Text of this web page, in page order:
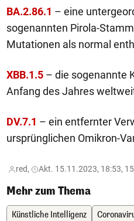
BA.2.86.1 – eine
sogenannten Pirola-
Mutationen als normal
XBB.1.5 – die sogenannte
Anfang des Jahres
DV.7.1 – ein entfernter
ursprünglichen Omikron-
red, Akt. 15.11.2023, 18:53,
Mehr zum Thema
Künstliche Intelligenz